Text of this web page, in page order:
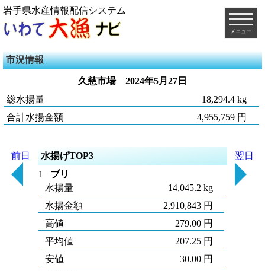
岩手県水産情報配信システム
メニュー
市況情報
久慈市場
2024年5月27日
総水揚量
18,294.4 kg
合計水揚金額
4,955,759 円
前日
水揚げTOP3
1
ブリ
水揚量
14,045.2 kg
水揚金額
2,910,843 円
高値
279.00 円
平均値
207.25 円
安値
30.00 円
翌日